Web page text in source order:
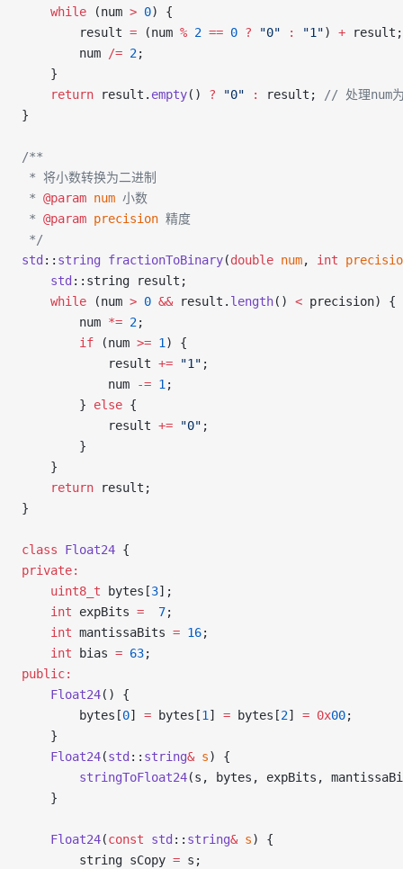
    while
(num > 0) {
        result
= (num % 2 == 0 ? "0" : "1") + result;
        num
/= 2;
    }
    return
result. empty() ? "0" : result;
// 处理num
}
/**
* 将小数转换为二进制
* @param num 小数
* @param precision 精度
*/
std :: string fractionToBinary(double num, int
    std
::string result;
    while
(num > 0 && result. length() < precision) {
        num
*= 2;
        if
(num >= 1) {
            result
+= "1" ;
            num
-= 1;
        }
else {
            result
+= "0" ;
        }
    }
    return
result;
}
class Float24 {
private:
    uint8_t
bytes[3];
    int
expBits =
  7
;
    int
mantissaBits = 16;
    int
bias = 63;
public:
    Float24
() {
        bytes[
0] = bytes[1] = bytes[2] = 0x00;
    }
    Float24
(std :: string& s) {
        stringToFloat24
(s, bytes, expBits,
    }
    Float24
(const std :: string& s) {
        string sCopy
= s;